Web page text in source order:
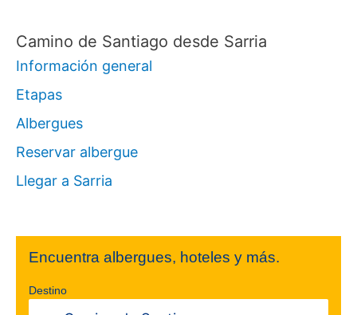
Camino de Santiago desde Sarria
Información general
Etapas
Albergues
Reservar albergue
Llegar a Sarria
Encuentra albergues, hoteles y más.
Destino